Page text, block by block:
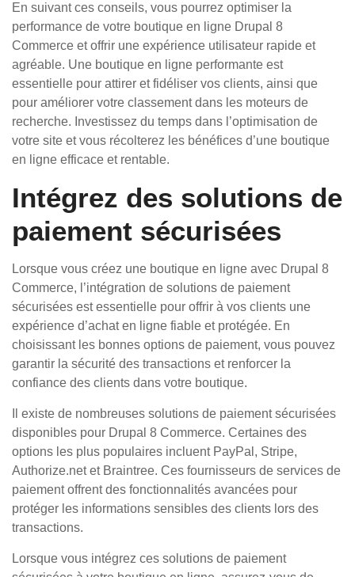
En suivant ces conseils, vous pourrez optimiser la
performance de votre boutique en ligne Drupal 8
Commerce et offrir une expérience utilisateur rapide et
agréable. Une boutique en ligne performante est
essentielle pour attirer et fidéliser vos clients, ainsi que
pour améliorer votre classement dans les moteurs de
recherche. Investissez du temps dans l’optimisation de
votre site et vous récolterez les bénéfices d’une boutique
en ligne efficace et rentable.
Intégrez des solutions de
paiement sécurisées
Lorsque vous créez une boutique en ligne avec Drupal 8
Commerce, l’intégration de solutions de paiement
sécurisées est essentielle pour offrir à vos clients une
expérience d’achat en ligne fiable et protégée. En
choisissant les bonnes options de paiement, vous pouvez
garantir la sécurité des transactions et renforcer la
confiance des clients dans votre boutique.
Il existe de nombreuses solutions de paiement sécurisées
disponibles pour Drupal 8 Commerce. Certaines des
options les plus populaires incluent PayPal, Stripe,
Authorize.net et Braintree. Ces fournisseurs de services de
paiement offrent des fonctionnalités avancées pour
protéger les informations sensibles des clients lors des
transactions.
Lorsque vous intégrez ces solutions de paiement